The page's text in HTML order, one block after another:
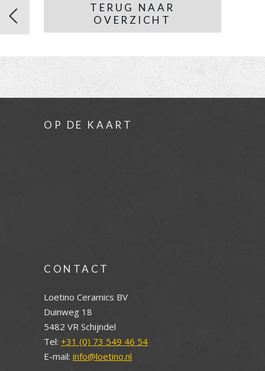
TERUG NAAR
OVERZICHT
OP DE KAART
CONTACT
Loetino Ceramics BV
Duinweg 18
5482 VR Schijndel
Tel: +31 (0) 73 549 46 54
E-mail: info@loetino.nl